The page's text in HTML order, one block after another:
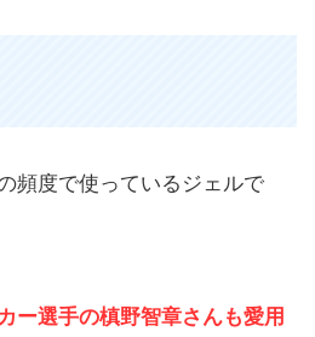
頻度で使っているジェルで
ー選手の槙野智章さんも愛用